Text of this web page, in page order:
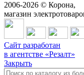
2006-2026 © Корона,
магазин
Сайт разработан
в агентстве «Резалт»
Закрыть